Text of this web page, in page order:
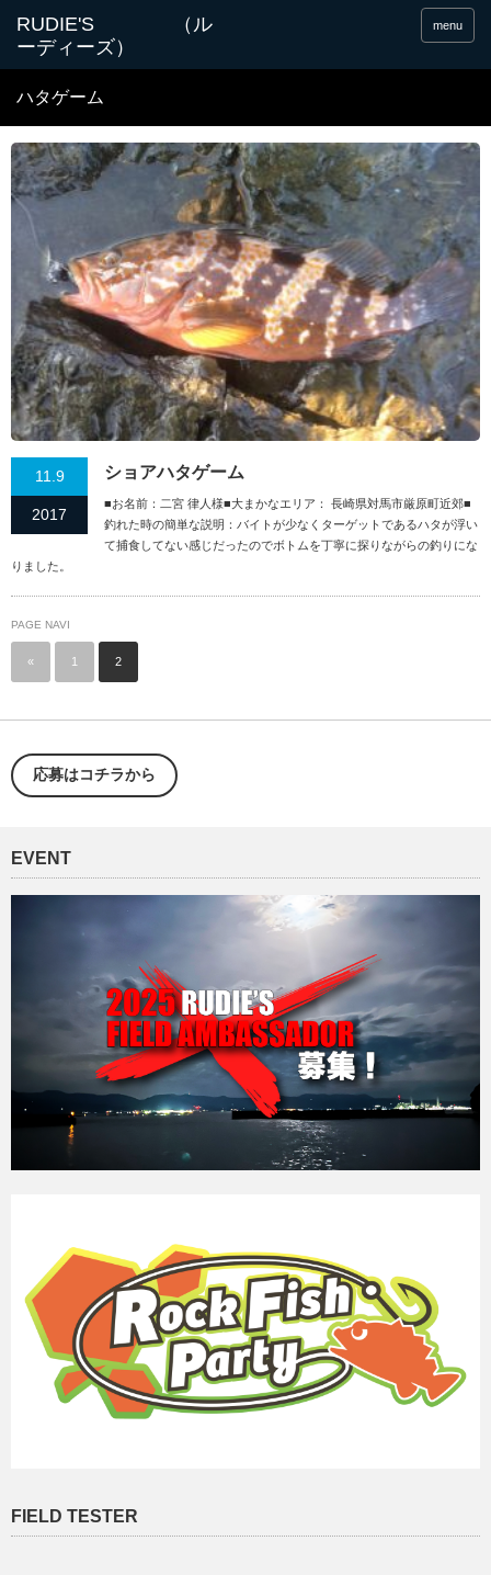
menu
ハタゲーム
11.9
2017
ショアハタゲーム
■お名前：二宮 律人様■大まかなエリア： 長崎県対馬市厳原町近郊■
釣れた時の簡単な説明：バイトが少なくターゲットであるハタが浮い
て捕食してない感じだったのでボトムを丁寧に探りながらの釣りにな
りました。
PAGE NAVI
« 1 2
応募はコチラから
EVENT
FIELD TESTER